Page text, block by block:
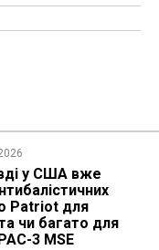
у США вже
Patriot для
чи багато для
3 MSE